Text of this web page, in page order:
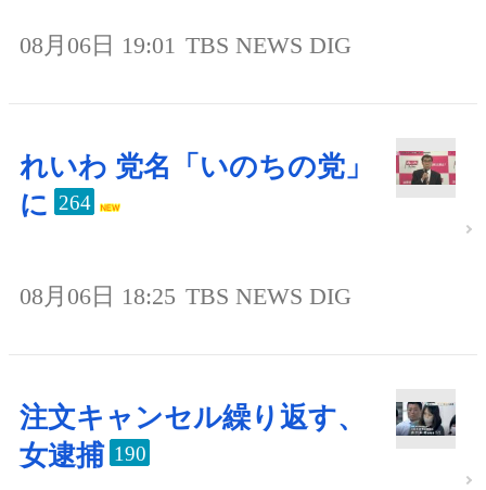
08月06日 19:01 TBS NEWS DIG
れいわ 党名「いのちの党」
に 264
08月06日 18:25 TBS NEWS DIG
注文キャンセル繰り返す、
女逮捕 190